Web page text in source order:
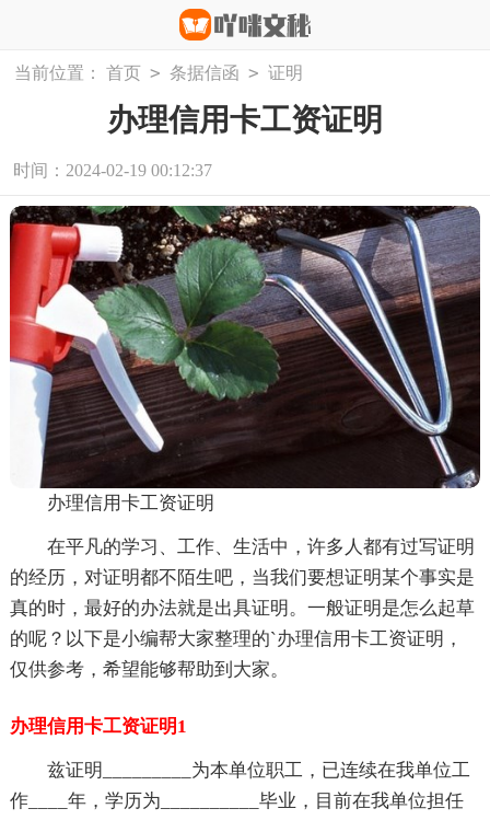
当前位置： 首页 > 条据信函 > 证明
办理信用卡工资证明
时间：2024-02-19 00:12:37
办理信用卡工资证明
在平凡的学习、工作、生活中，许多人都有过写证明
的经历，对证明都不陌生吧，当我们要想证明某个事实是
真的时，最好的办法就是出具证明。一般证明是怎么起草
的呢？以下是小编帮大家整理的`办理信用卡工资证明，
仅供参考，希望能够帮助到大家。
办理信用卡工资证明1
兹证明_________为本单位职工，已连续在我单位工
作____年，学历为__________毕业，目前在我单位担任